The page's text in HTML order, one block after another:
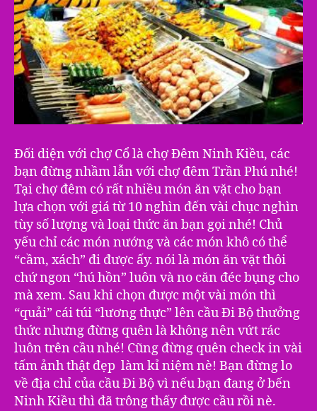
Đối diện với chợ Cổ là chợ Đêm Ninh Kiều, các
bạn đừng nhầm lẫn với chợ đêm Trần Phú nhé!
Tại chợ đêm có rất nhiều món ăn vặt cho bạn
lựa chọn với giá từ 10 nghìn đến vài chục nghìn
tùy số lượng và loại thức ăn bạn gọi nhé! Chủ
yếu chỉ các món nướng và các món khô có thể
“cầm, xách” đi được ấy. nói là món ăn vặt thôi
chứ ngon “hú hồn” luôn và no căn đéc bụng cho
mà xem. Sau khi chọn được một vài món thì
“quải” cái túi “lương thực” lên cầu Đi Bộ thưởng
thức nhưng đừng quên là không nên vứt rác
luôn trên cầu nhé! Cũng đừng quên check in vài
tấm ảnh thật đẹp làm kỉ niệm nè! Bạn đừng lo
về địa chỉ của cầu Đi Bộ vì nếu bạn đang ở bến
Ninh Kiều thì đã trông thấy được cầu rồi nè.